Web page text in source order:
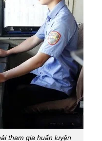
tham gia huấn luyện